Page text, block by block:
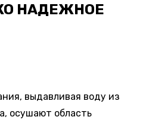
НАДЕЖНОЕ
выдавливая воду из
осушают область